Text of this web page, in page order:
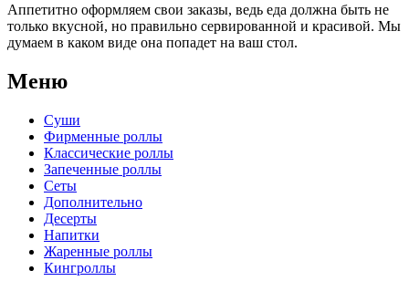
Аппетитно оформляем свои заказы, ведь еда должна быть не
только вкусной, но правильно сервированной и красивой. Мы
думаем в каком виде она попадет на ваш стол.
Меню
Суши
Фирменные роллы
Классические роллы
Запеченные роллы
Сеты
Дополнительно
Десерты
Напитки
Жаренные роллы
Кингроллы